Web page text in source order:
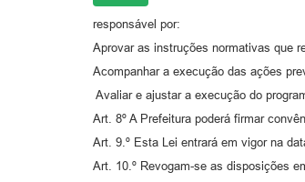
responsável por:
Aprovar as instruções normativas que
Acompanhar a execução das ações
Avaliar e ajustar a execução do
Art. 8º A Prefeitura poderá firmar
Art. 9.º Esta Lei entrará em vigor na
Art. 10.º Revogam-se as disposições